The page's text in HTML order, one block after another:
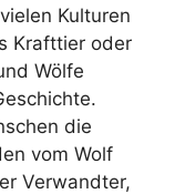
Kulturen
Krafttier oder
Wölfe
die
vom Wolf
Verwandter,